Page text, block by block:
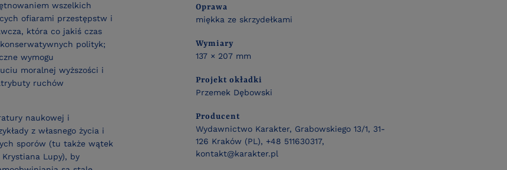
wszelkich
ofiarami przestępstw i
która co jakiś czas
polityk;
wymogu
moralnej wyższości i
ruchów
naukowej i
z własnego życia i
sporów (tu także wątek
Lupy), by
Oprawa
miękka ze skrzydełkami
Wymiary
137 × 207 mm
Projekt okładki
Przemek Dębowski
Producent
Wydawnictwo Karakter, Grabowskiego 13/1, 31-
126 Kraków (PL), +48 511630317,
kontakt@karakter.pl